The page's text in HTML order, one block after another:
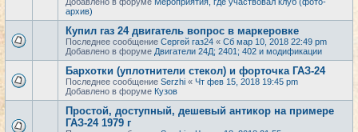
архив)
Купил газ 24 двигатель вопрос в маркеровке
Последнее сообщение Сергей газ24 « Сб мар 10, 2018 22:49 pm
Добавлено в форуме Двигатели 24Д; 2401; 402 и модификации
Бархотки (уплотнители стекол) и форточка ГАЗ-24
Последнее сообщение Serzhi « Чт фев 15, 2018 19:45 pm
Добавлено в форуме Кузов
Простой, доступный, дешевый антикор на примере
ГАЗ-24 1979 г